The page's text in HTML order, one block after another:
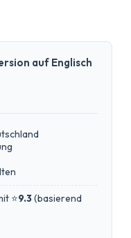
auf Englisch
⭐9.3(basierend